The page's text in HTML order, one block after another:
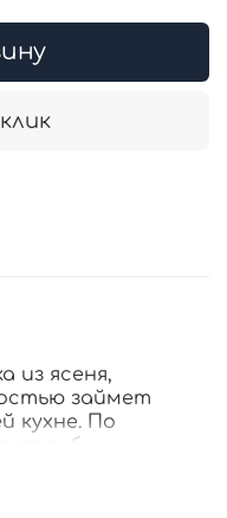
из ясеня,
займет
кухне. По
дубу,
Что вместе с